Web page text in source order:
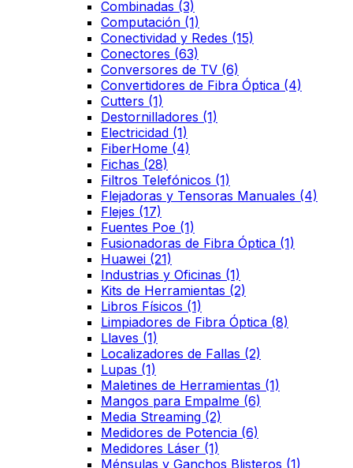
Combinadas (3)
Computación (1)
Conectividad y Redes (15)
Conectores (63)
Conversores de TV (6)
Convertidores de Fibra Óptica (4)
Cutters (1)
Destornilladores (1)
Electricidad (1)
FiberHome (4)
Fichas (28)
Filtros Telefónicos (1)
Flejadoras y Tensoras Manuales (4)
Flejes (17)
Fuentes Poe (1)
Fusionadoras de Fibra Óptica (1)
Huawei (21)
Industrias y Oficinas (1)
Kits de Herramientas (2)
Libros Físicos (1)
Limpiadores de Fibra Óptica (8)
Llaves (1)
Localizadores de Fallas (2)
Lupas (1)
Maletines de Herramientas (1)
Mangos para Empalme (6)
Media Streaming (2)
Medidores de Potencia (6)
Medidores Láser (1)
Ménsulas y Ganchos Blisteros (1)